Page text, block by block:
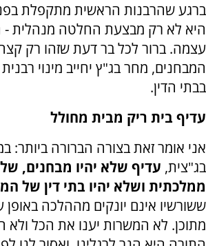
ברגע שהרבנות הראשית מתקפלת
היא לא רק מבצעת החלטה מנהלית
עצמה. ברור לכל בר דעת שזהו רק
המבחנים, מחר בג"ץ יחייב מינוי
בבתי הדין.
עדיף בית ריק מבית מחולל
אני אומר זאת בצורה הברורה ביותר:
בג"צית, עדיף שלא יהיו מבחנים,
ממלכתית ושלא יהיו בתי דין של
ששורשיו אינם יונקים מההלכה באופן
מתוכן. לא המשרות יענו את הכל ולא